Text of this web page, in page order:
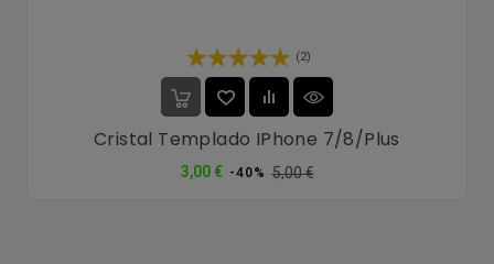
(2)
Cristal Templado IPhone 7/8/Plus
3,00 € Precio
-40% 5,00 €Precio